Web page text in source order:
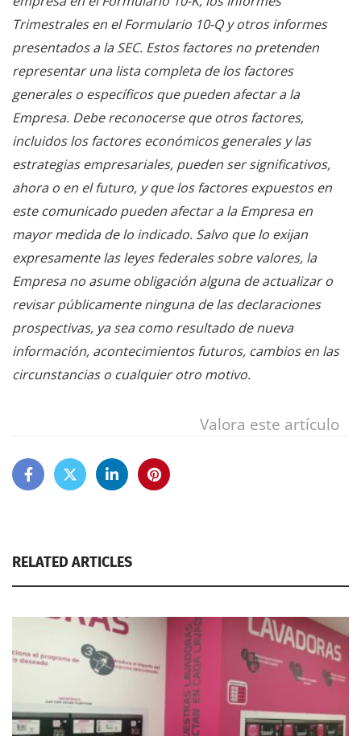
Trimestrales en el Formulario 10-Q y otros informes
presentados a la SEC. Estos factores no pretenden
representar una lista completa de los factores
generales o específicos que pueden afectar a la
Empresa. Debe reconocerse que otros factores,
incluidos los factores económicos generales y las
estrategias empresariales, pueden ser significativos,
ahora o en el futuro, y que los factores expuestos en
este comunicado pueden afectar a la Empresa en
mayor medida de lo indicado. Salvo que lo exijan
expresamente las leyes federales sobre valores, la
Empresa no asume obligación alguna de actualizar o
revisar públicamente ninguna de las declaraciones
prospectivas, ya sea como resultado de nueva
información, acontecimientos futuros, cambios en las
circunstancias o cualquier otro motivo.
Valora este artículo
RELATED ARTICLES